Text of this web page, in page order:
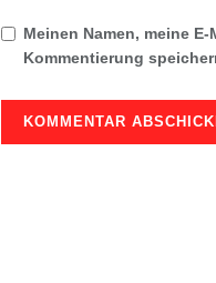
Meinen Namen, meine
Kommentierung